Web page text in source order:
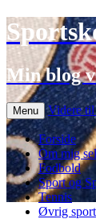
Min blog
Menu Videre
Forside
Om mig
Fodbold
Sport og
Tennis
Øvrig sport